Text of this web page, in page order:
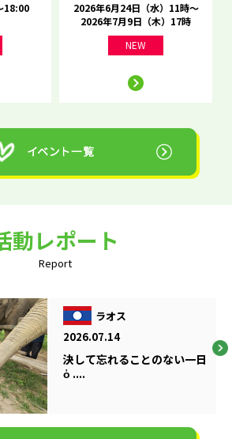
18:00
2026年6月24日（水）11時～
2026年7月9日（木）17時
NEW
動レポート
Report
ラオス
2026.07.14
決して忘れることのない一日
ὁ ....